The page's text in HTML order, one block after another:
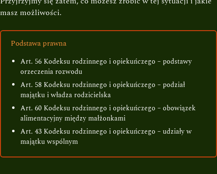
masz możliwości.
Podstawa prawna
Art. 56 Kodeksu rodzinnego i opiekuńczego – podstawy
orzeczenia rozwodu
Art. 58 Kodeksu rodzinnego i opiekuńczego – podział
majątku i władza rodzicielska
Art. 60 Kodeksu rodzinnego i opiekuńczego – obowiązek
alimentacyjny między małżonkami
Art. 43 Kodeksu rodzinnego i opiekuńczego – udziały w
majątku wspólnym